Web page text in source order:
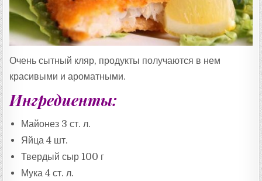
Очень сытный кляр, продукты получаются в нем
красивыми и ароматными.
Ингредиенты:
Майонез 3 ст. л.
Яйца 4 шт.
Твердый сыр 100 г
Мука 4 ст. л.